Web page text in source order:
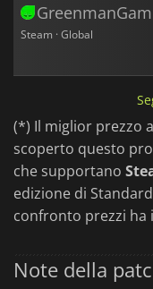
Steam · Global
(*) Il miglior prezzo
scoperto questo
che supportano
edizione di
confronto prezzi ha
Note della